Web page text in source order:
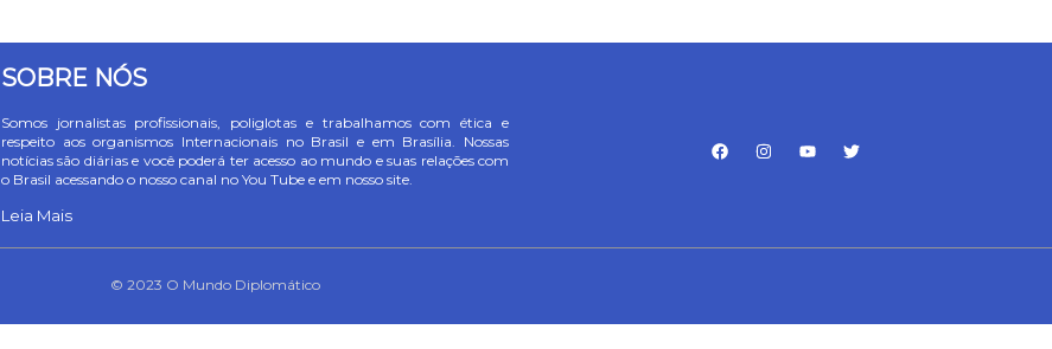
SOBRE NÓS
Somos jornalistas profissionais, poliglotas e trabalhamos com ética e
respeito aos organismos Internacionais no Brasil e em Brasília. Nossas
notícias são diárias e você poderá ter acesso ao mundo e suas relações com
o Brasil acessando o nosso canal no You Tube e em nosso site.
Leia Mais
© 2023 O Mundo Diplomático